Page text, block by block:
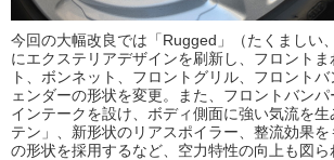
今回の大幅改良では「Rugged」（たくましい
にエクステリアデザインを刷新し、フロント
ト、ボンネット、フロントグリル、フロント
ェンダーの形状を変更。また、フロントバン
インテークを設け、ボディ側面に強い気流を
テン」、新形状のリアスポイラー、整流効果
の形状を採用するなど、空力特性の向上も図ら